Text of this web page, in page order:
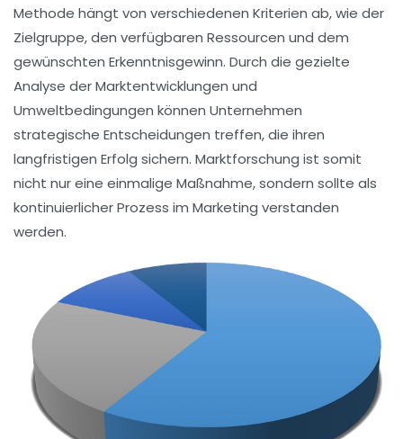
Methode hängt von verschiedenen Kriterien ab, wie der
Zielgruppe, den verfügbaren Ressourcen und dem
gewünschten Erkenntnisgewinn. Durch die gezielte
Analyse derMarktentwicklungen und
Umweltbedingungen können Unternehmen
strategische Entscheidungen treffen, die ihren
langfristigen Erfolg sichern. Marktforschung ist somit
nicht nur eine einmalige Maßnahme, sondern sollte als
kontinuierlicher Prozess im Marketing verstanden
werden.